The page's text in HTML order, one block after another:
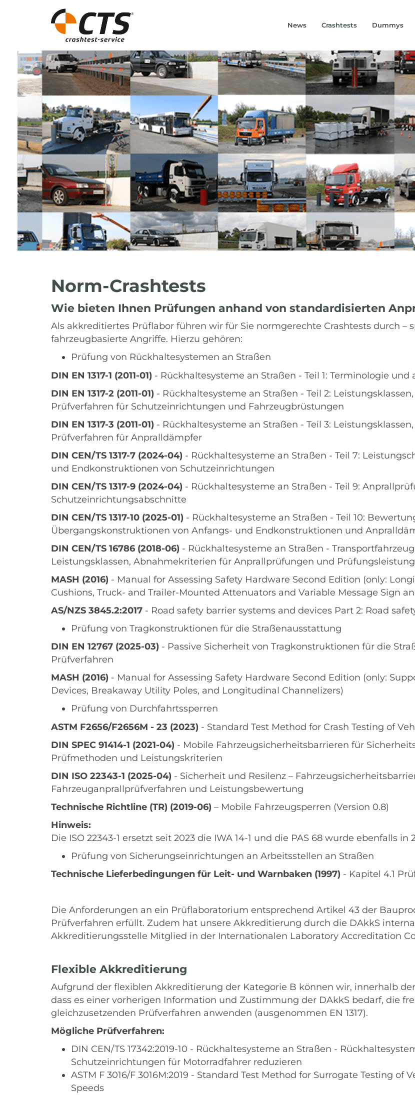
News Crashtests Dummys
Norm-Crashtests
Wie bieten Ihnen Prüfungen anhand von standardisierten
Als akkreditiertes Prüflabor führen wir für Sie normgerechte Crashtests durch –
fahrzeugbasierte Angriffe. Hierzu gehören:
Prüfung von Rückhaltesystemen an Straßen
DIN EN 1317-1 (2011-01) - Rückhaltesysteme an Straßen - Teil 1: Terminologie
DIN EN 1317-2 (2011-01) - Rückhaltesysteme an Straßen - Teil 2:
Prüfverfahren für Schutzeinrichtungen und Fahrzeugbrüstungen
DIN EN 1317-3 (2011-01) - Rückhaltesysteme an Straßen - Teil 3:
Prüfverfahren für Anpralldämpfer
DIN CEN/TS 1317-7 (2024-04) - Rückhaltesysteme an Straßen - Teil 7:
und Endkonstruktionen von Schutzeinrichtungen
DIN CEN/TS 1317-9 (2024-04) - Rückhaltesysteme an Straßen - Teil 9:
Schutzeinrichtungsabschnitte
DIN CEN/TS 1317-10 (2025-01) - Rückhaltesysteme an Straßen - Teil 10:
Übergangskonstruktionen von Anfangs- und Endkonstruktionen und
DIN CEN/TS 16786 (2018-06) - Rückhaltesysteme an Straßen -
Leistungsklassen, Abnahmekriterien für Anprallprüfungen und
MASH (2016) - Manual for Assessing Safety Hardware Second Edition (only:
Cushions, Truck- and Trailer-Mounted Attenuators and Variable Message Sign
AS/NZS 3845.2:2017 - Road safety barrier systems and devices Part 2: Road
Prüfung von Tragkonstruktionen für die Straßenausstattung
DIN EN 12767 (2025-03) - Passive Sicherheit von Tragkonstruktionen für die
Prüfverfahren
MASH (2016) - Manual for Assessing Safety Hardware Second Edition (only:
Devices, Breakaway Utility Poles, and Longitudinal Channelizers)
Prüfung von Durchfahrtssperren
ASTM F2656/F2656M - 23 (2023) - Standard Test Method for Crash Testing of
DIN SPEC 91414-1 (2021-04) - Mobile Fahrzeugsicherheitsbarrieren für
Prüfmethoden und Leistungskriterien
DIN ISO 22343-1 (2025-04) - Sicherheit und Resilenz –
Fahrzeuganprallprüfverfahren und Leistungsbewertung
Technische Richtline (TR) (2019-06) – Mobile Fahrzeugsperren (Version 0.8)
Hinweis:
Die ISO 22343-1 ersetzt seit 2023 die IWA 14-1 und die PAS 68 wurde ebenfalls in
Prüfung von Sicherungseinrichtungen an Arbeitsstellen an Straßen
Technische Lieferbedingungen für Leit- und Warnbaken (1997) - Kapitel 4.1
Die Anforderungen an ein Prüflaboratorium entsprechend Artikel 43 der
Prüfverfahren erfüllt. Zudem hat unsere Akkreditierung durch die DAkkS
Akkreditierungsstelle Mitglied in der Internationalen Laboratory Accreditation
Flexible Akkreditierung
Aufgrund der flexiblen Akkreditierung der Kategorie B können wir, innerhalb
dass es einer vorherigen Information und Zustimmung der DAkkS bedarf, die
gleichzusetzenden Prüfverfahren anwenden (ausgenommen EN 1317).
Mögliche Prüfverfahren:
DIN CEN/TS 17342:2019-10 - Rückhaltesysteme an Straßen -
Schutzeinrichtungen für Motorradfahrer reduzieren
ASTM F 3016/F 3016M:2019 - Standard Test Method for Surrogate Testing
Speeds